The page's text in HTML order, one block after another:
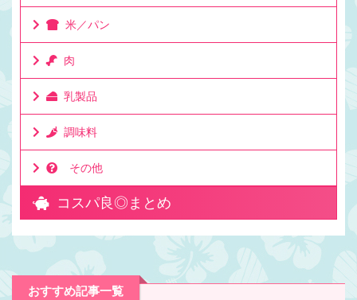
米／パン
肉
乳製品
調味料
その他
コスパ良◎まとめ
おすすめ記事一覧